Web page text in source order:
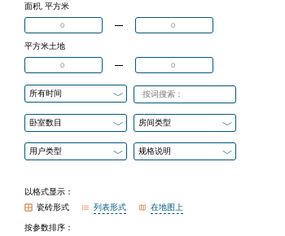
面积, 平方米
平方米土地
所有时间
卧室数目 房间类型
用户类型 规格说明
以格式显示：
瓷砖形式
列表形式
在地图上
按参数排序：